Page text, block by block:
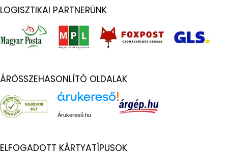
LOGISZTIKAI PARTNERÜNK
ÁRÖSSZEHASONLÍTÓ OLDALAK
Árukereső.hu
ELFOGADOTT KÁRTYATÍPUSOK